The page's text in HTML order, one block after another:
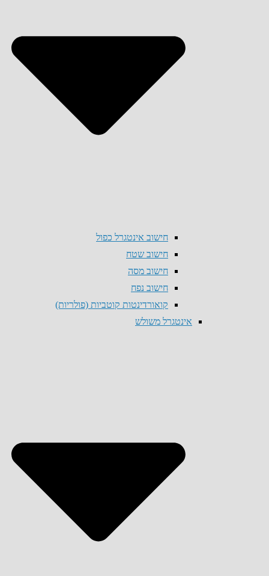
חישוב אינטגרל כפול
חישוב שטח
חישוב מסה
חישוב נפח
קואורדינטות קוטביות (פולריות)
אינטגרל משולש